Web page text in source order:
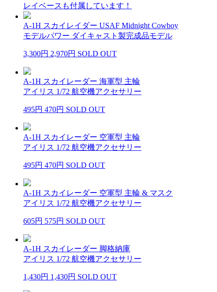
レイベースも付属しています！
A-1H スカイレイダー USAF Midnight Cowboy
モデルパワー ダイキャスト製完成品モデル
3,300円 2,970円 SOLD OUT
A-1H スカイレーダー 海軍型 主輪
アイリス 1/72 航空機アクセサリー
495円 470円 SOLD OUT
A-1H スカイレーダー 空軍型 主輪
アイリス 1/72 航空機アクセサリー
495円 470円 SOLD OUT
A-1H スカイレーダー 空軍型 主輪 & マスク
アイリス 1/72 航空機アクセサリー
605円 575円 SOLD OUT
A-1H スカイレーダー 脚格納庫
アイリス 1/72 航空機アクセサリー
1,430円 1,430円 SOLD OUT